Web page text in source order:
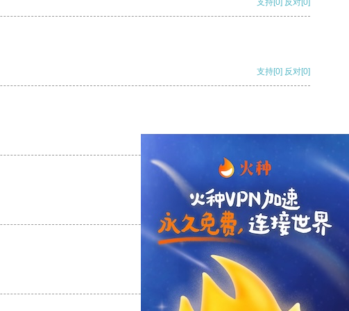
支持 [0] 反对 [0]
支持[0] 反对[0]
支持 [0] 反对 [0]
支持